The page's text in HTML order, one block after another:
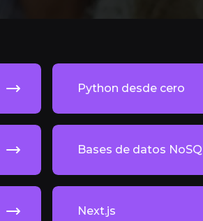
Python desde cero
Bases de datos
Next.js